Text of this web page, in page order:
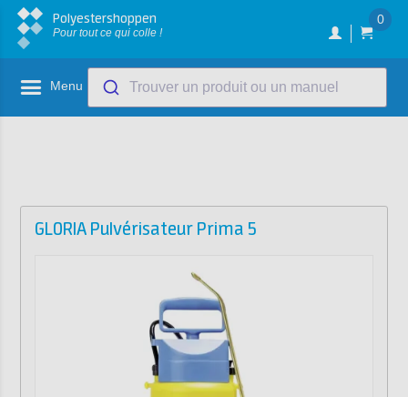
Polyestershoppen
Pour tout ce qui colle !
0
Menu Trouver un produit ou un manuel
GLORIA Pulvérisateur Prima 5